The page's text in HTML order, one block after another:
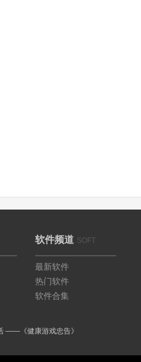
软件频道 SOFT
最新软件
热门软件
软件合集
——《健康游戏忠告》